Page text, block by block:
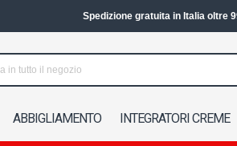
Spedizione in 24/48h in Italia
ABBIGLIAMENTO INTEGRATORI CREME